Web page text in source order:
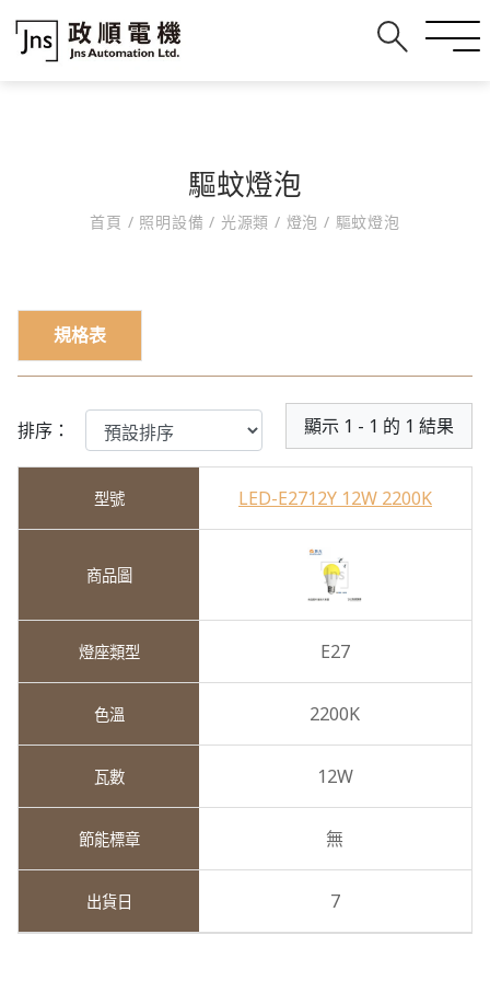
驅蚊燈泡
首頁 / 照明設備/ 光源類 / 燈泡/ 驅蚊燈泡
規格表
排序： 顯示 1 - 1 的 1 結果
LED-E2712Y 12W 2200K
E27
2200K
12W
無
7